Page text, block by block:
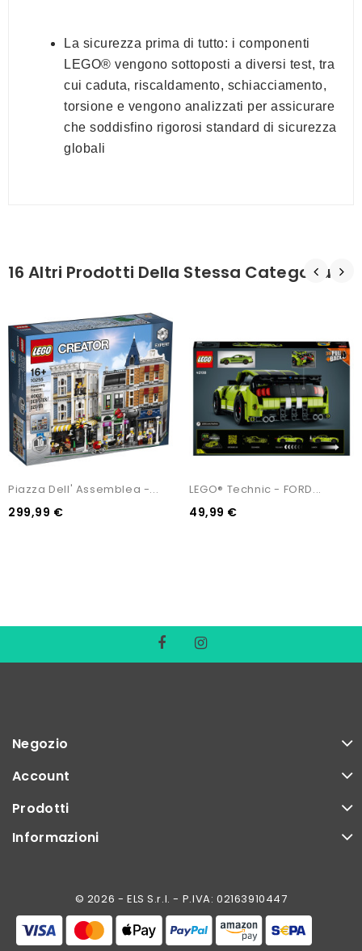
La sicurezza prima di tutto: i componenti
LEGO® vengono sottoposti a diversi test, tra
cui caduta, riscaldamento, schiacciamento,
torsione e vengono analizzati per assicurare
che soddisfino rigorosi standard di sicurezza
globali
16 Altri Prodotti Della Stessa Categoria:
Piazza Dell' Assemblea -...
299,99 €
LEGO® Technic - FORD...
49,99 €
Negozio
Account
Prodotti
Informazioni
© 2026 - ELS S.r.l. - P.IVA: 02163910447